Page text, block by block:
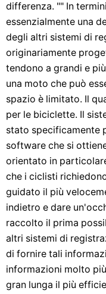
differenza. "" In
essenzialmente una
degli altri sistemi di
originariamente
tendono a grandi e
una moto che può
spazio è limitato. Il
per le biciclette. Il
stato specificamente
software che si
orientato in
che i ciclisti
guidato il più
indietro e dare
raccolto il prima
altri sistemi di
di fornire tali
informazioni molto
gran lunga il più